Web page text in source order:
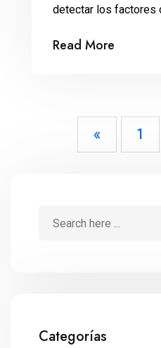
detectar los factores
como a contribuir en
Read More
« 1
Categorías